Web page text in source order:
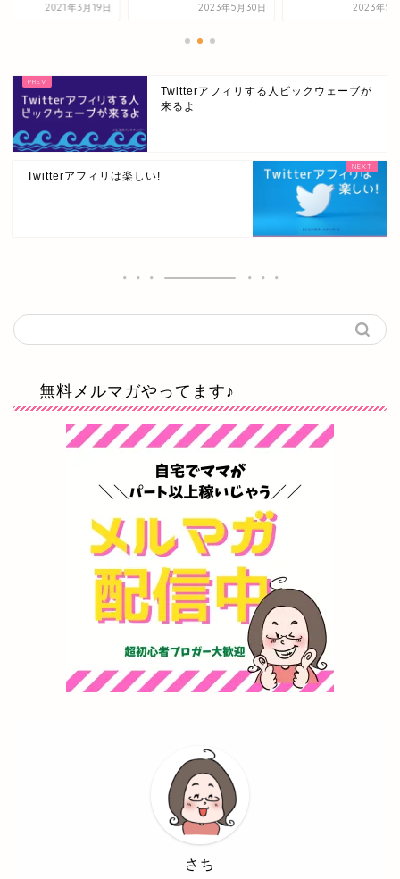
2023年5月30日 2023年5月30日
Twitterアフィリする人ビックウェーブが
来るよ
Twitterアフィリは楽しい!
無料メルマガやってます♪
さち